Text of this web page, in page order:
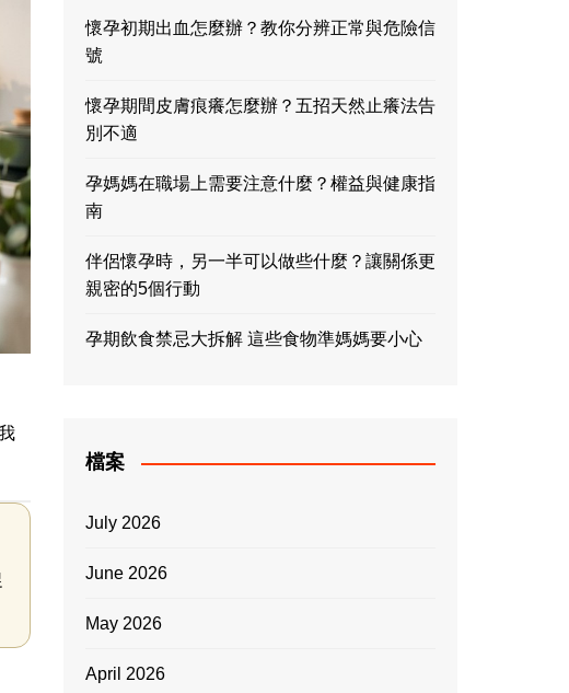
懷孕初期出血怎麼辦？教你分辨正常與危險信
號
懷孕期間皮膚痕癢怎麼辦？五招天然止癢法告
別不適
孕媽媽在職場上需要注意什麼？權益與健康指
南
伴侶懷孕時，另一半可以做些什麼？讓關係更
親密的5個行動
孕期飲食禁忌大拆解 這些食物準媽媽要小心
檔案
July 2026
June 2026
May 2026
April 2026